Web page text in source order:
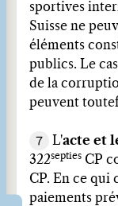
sportives
Suisse ne
éléments
publics. Le
de la
peuvent
7 L'acte et
322septies CP
CP. En ce qui
paiements